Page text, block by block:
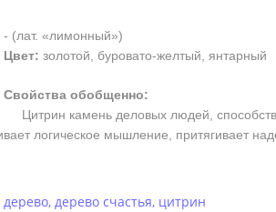
- (лат. «лимонный»)
Цвет: золотой, буровато-желтый, янтарный
Свойства обобщенно:
Цитрин камень деловых людей,
логическое мышление, притягивает
, дерево счастья, цитрин